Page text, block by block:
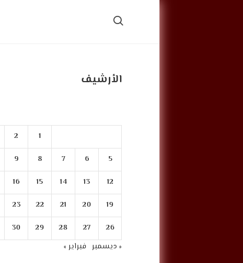
الأرشيف
1
2
5
6
7
8
9
12
13
14
15
16
19
20
21
22
23
26
27
28
29
30
« ديسمبر فبراير »